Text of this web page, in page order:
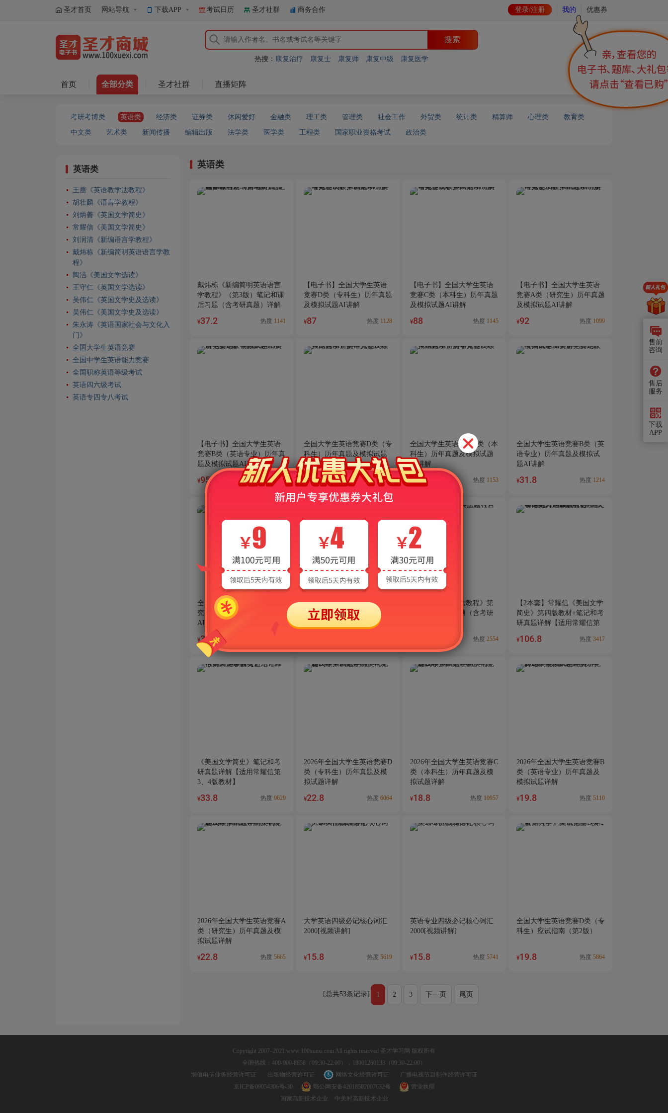
圣才首页 网站导航 下载APP 考试日历 圣才社群 商务合作 登录/注册 我的 优惠券
热搜： 康复治疗 康复士 康复师 康复中级 康复医学
首页 全部分类 圣才社群 直播矩阵
考研考博类 英语类 经济类 证券类 休闲爱好 金融类 理工类 管理类 社会工作 外贸类 统计类 精算师 心理类 教育类
中文类 艺术类 新闻传播 编辑出版 法学类 医学类 工程类 国家职业资格考试 政治类
英语类
王蔷《英语教学法教程》
胡壮麟《语言学教程》
刘炳善《英国文学简史》
常耀信《美国文学简史》
刘润清《新编语言学教程》
戴炜栋《新编简明英语语言学教
程》
陶洁《美国文学选读》
王守仁《英国文学选读》
吴伟仁《英国文学史及选读》
吴伟仁《美国文学史及选读》
朱永涛《英语国家社会与文化入
门》
全国大学生英语竞赛
全国中学生英语能力竞赛
全国职称英语等级考试
英语四六级考试
英语专四专八考试
英语类
戴炜栋《新编简明英语语言
学教程》（第3版）笔记和课
后习题（含考研真题）详解
¥37.2 热度 1141
【电子书】全国大学生英语
竞赛D类（专科生）历年真题
及模拟试题AI讲解
¥87 热度 1128
【电子书】全国大学生英语
竞赛C类（本科生）历年真题
及模拟试题AI讲解
¥88 热度 1145
【电子书】全国大学生英语
竞赛A类（研究生）历年真题
及模拟试题AI讲解
¥92 热度 1099
【电子书】全国大学生英语
竞赛B类（英语专业）历年真
题及模拟试题AI讲解
¥95 热度 1117
全国大学生英语竞赛D类（专
科生）历年真题及模拟试题
AI讲解
¥31.8 热度 1238
全国大学生英语竞赛C类（本
科生）历年真题及模拟试题
AI讲解
¥25.8 热度 1153
全国大学生英语竞赛B类（英
语专业）历年真题及模拟试
题AI讲解
¥31.8 热度 1214
全国大学生英语竞赛A类（研
究生）历年真题及模拟试题
AI讲解
¥31.8
【全2册】王蔷《英语教学法
教程》第三版教材+笔记和典
型题（含考研真题）详解
王蔷《英语教学法教程》第
三版笔记和典型题（含考研
热度 2554
【2本套】常耀信《美国文学
简史》第四版教材+笔记和考
研真题详解【适用常耀信第
¥106.8 热度 3417
《美国文学简史》笔记和考
研真题详解【适用常耀信第
3、4版教材】
¥33.8 热度 9629
2026年全国大学生英语竞赛D
类（专科生）历年真题及模
拟试题详解
¥22.8 热度 6064
2026年全国大学生英语竞赛C
类（本科生）历年真题及模
拟试题详解
¥18.8 热度 10957
2026年全国大学生英语竞赛B
类（英语专业）历年真题及
模拟试题详解
¥19.8 热度 5110
2026年全国大学生英语竞赛A
类（研究生）历年真题及模
拟试题详解
¥22.8 热度 5665
大学英语四级必记核心词汇
2000[视频讲解]
¥15.8 热度 5619
英语专业四级必记核心词汇
2000[视频讲解]
¥15.8 热度 5741
全国大学生英语竞赛D类（专
科生）应试指南（第2版）
¥19.8 热度 5864
[总共53条记录] 1 2 3 下一页 尾页
Copyright 2007–2021 www.100xuexi.com All rights reserved 圣才学习网 版权所有
全国热线：400-900-8858（09:30-22:00），18001260133（09:30-22:00）
增值电信业务经营许可证
出版物经营许可证 网络文化经营许可证
广播电视节目制作经营许可证
京ICP备09054306号-30
鄂公网安备42018502007632号
营业执照
国家高新技术企业
中关村高新技术企业
售前
咨询
售后
服务
下载
APP